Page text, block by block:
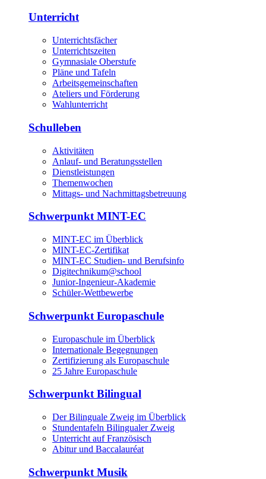
Unterricht
Unterrichtsfächer
Unterrichtszeiten
Gymnasiale Oberstufe
Pläne und Tafeln
Arbeitsgemeinschaften
Ateliers und Förderung
Wahlunterricht
Schulleben
Aktivitäten
Anlauf- und Beratungsstellen
Dienstleistungen
Themenwochen
Mittags- und Nachmittagsbetreuung
Schwerpunkt MINT-EC
MINT-EC im Überblick
MINT-EC-Zertifikat
MINT-EC Studien- und Berufsinfo
Digitechnikum­@school
Junior-Ingenieur-Akademie
Schüler-Wettbewerbe
Schwerpunkt Europaschule
Europaschule im Überblick
Internationale Begegnungen
Zertifizierung als Europaschule
25 Jahre Europaschule
Schwerpunkt Bilingual
Der Bilinguale Zweig im Überblick
Stundentafeln Bilingualer Zweig
Unterricht auf Französisch
Abitur und Baccalauréat
Schwerpunkt Musik